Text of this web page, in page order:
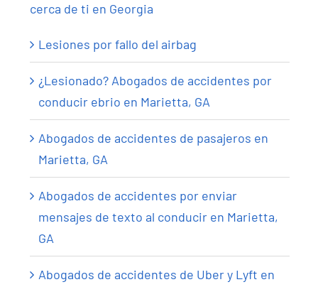
cerca de ti en Georgia
Lesiones por fallo del airbag
¿Lesionado? Abogados de accidentes por
conducir ebrio en Marietta, GA
Abogados de accidentes de pasajeros en
Marietta, GA
Abogados de accidentes por enviar
mensajes de texto al conducir en Marietta,
GA
Abogados de accidentes de Uber y Lyft en